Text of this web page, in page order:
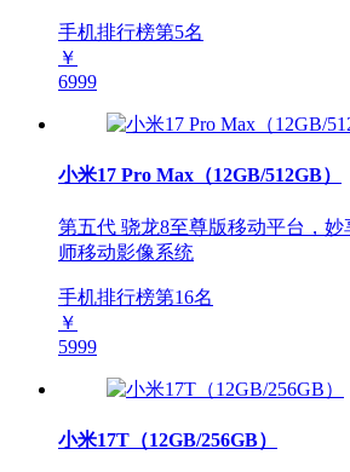
手机排行榜第5名
￥
6999
小米17 Pro Max（12GB/512GB）
第五代 骁龙8至尊版移动平台，
师移动影像系统
手机排行榜第16名
￥
5999
小米17T（12GB/256GB）